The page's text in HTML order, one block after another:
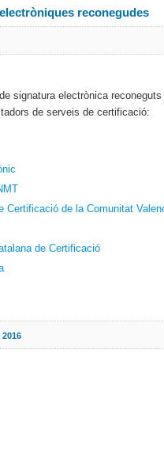
reconegudes
signatura electrònica
de serveis de certificació:
Certificació de la Comunitat
de Certificació